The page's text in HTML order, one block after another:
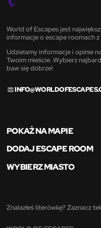
World of Escapes jest
informacje o escape roomach z
Udzielamy informacje i opinie
Twoim mieście. Wybierz
baw się dobrze!
POKAŻ NA MAPIE
DODAJ ESCAPE ROOM
WYBIERZ MIASTO
Znalazłeś literówkę? Zaznacz